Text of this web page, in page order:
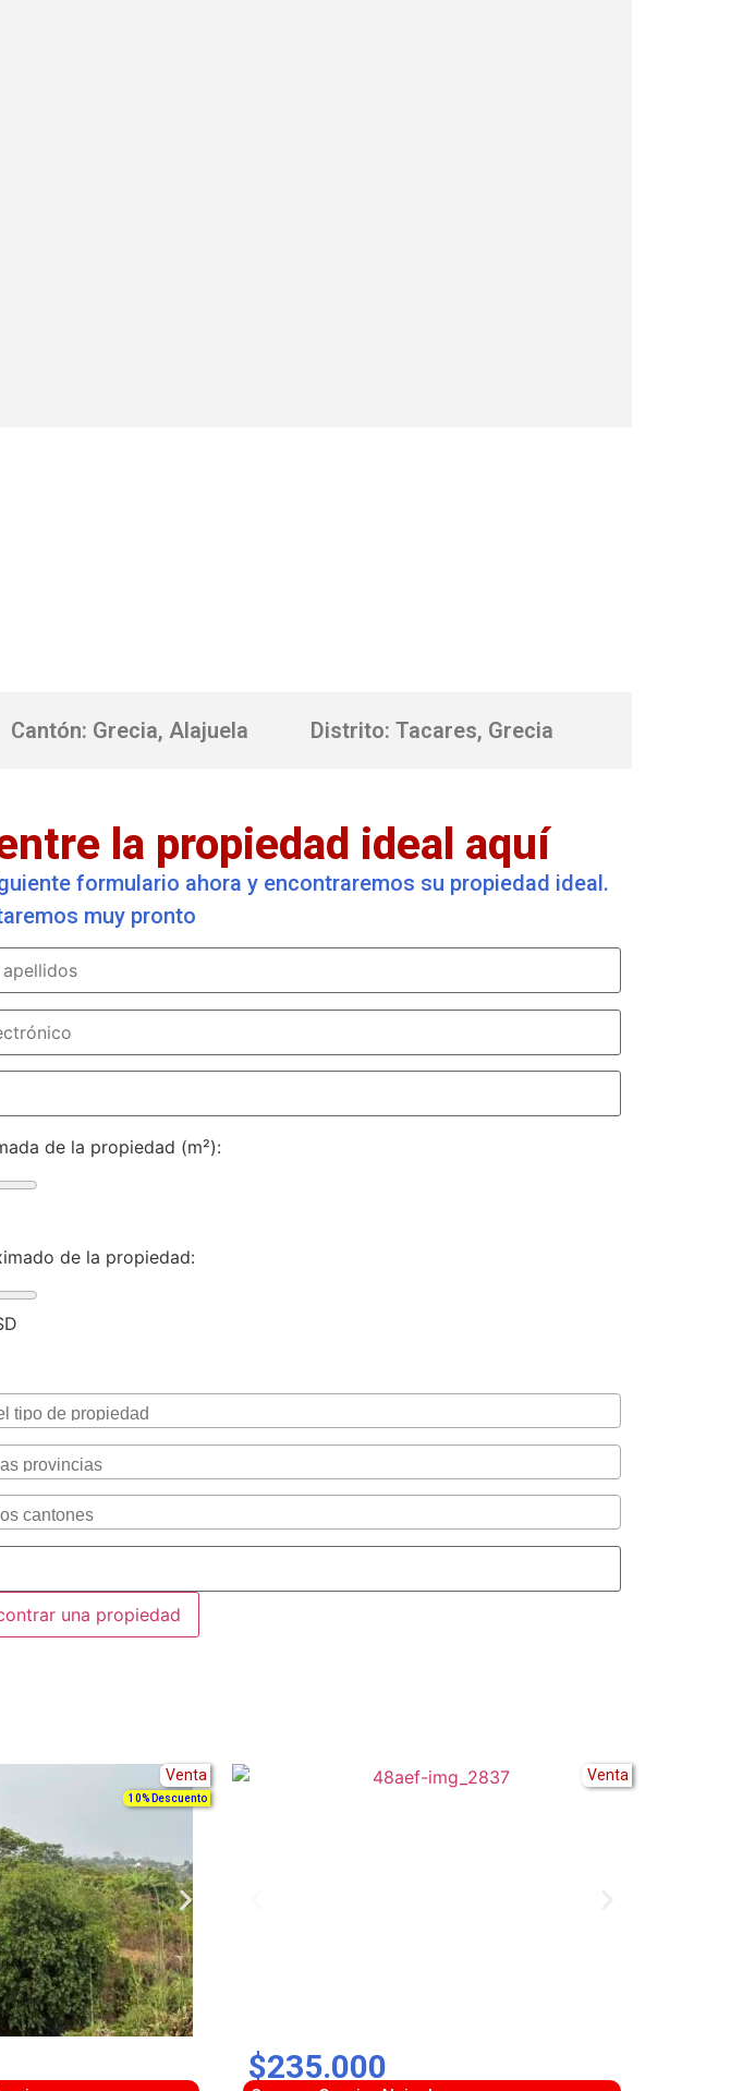
Cantón: Grecia, Alajuela Distrito: Tacares, Grecia
la propiedad ideal aquí
formulario ahora y encontraremos su propiedad ideal.
muy pronto
de la propiedad (m²):
de la propiedad:
Venta
10% Descuento
Venta
$235.000